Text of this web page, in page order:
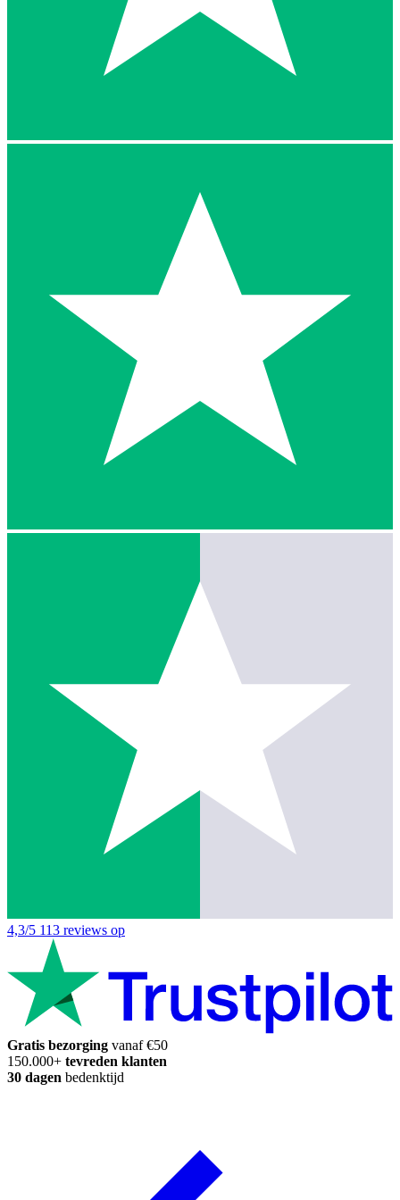
4,3/5 113 reviews op
Gratis bezorging vanaf €50
150.000+ tevreden klanten
30 dagen bedenktijd